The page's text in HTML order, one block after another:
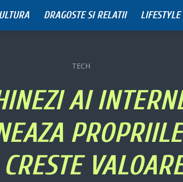
DRAGOSTE SI RELATII LIFESTYLE
TECH
AI